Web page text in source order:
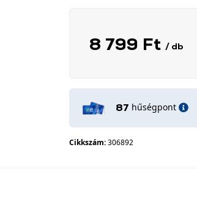
8 799 Ft / db
87 hűségpont
Cikkszám:306892